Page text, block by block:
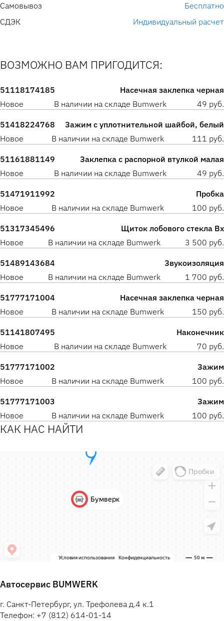
Самовывоз
Бесплатно
СДЭК
Индивидуальный расчет
ВОЗМОЖНО ВАМ ПРИГОДИТСЯ:
51118174185
Насечная заклепка черная
Новое
В наличии на складе Bumwerk 49 руб.
51418224768
Зажим с уплотнительной шайбой, белый
Новое
В наличии на складе Bumwerk 111 руб.
51161881149
Заклепка с распорной втулкой малая
Новое
В наличии на складе Bumwerk 49 руб.
51471911992
Пробка
Новое
В наличии на складе Bumwerk 100 руб.
51317345496
Щиток лобового стекла Вх
Новое
В наличии на складе Bumwerk 3 500 руб.
51489143684
Звукоизоляция
Новое
В наличии на складе Bumwerk 1 700 руб.
51777171004
Насечная заклепка черная
Новое
В наличии на складе Bumwerk 150 руб.
51141807495
Наконечник
Новое
В наличии на складе Bumwerk 70 руб.
51777171002
Зажим
Новое
В наличии на складе Bumwerk 100 руб.
51777171003
Зажим
Новое
В наличии на складе Bumwerk 100 руб.
КАК НАС НАЙТИ
Автосервис BUMWERK
г. Санкт-Петербург, ул. Трефолева д.4 к.1
Телефон: +7 (812) 614-01-14